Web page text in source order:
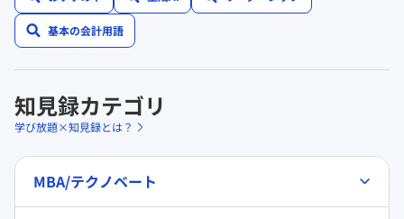
基本の会計用語
知見録カテゴリ
学び放題×知見録とは？
MBA/テクノベート